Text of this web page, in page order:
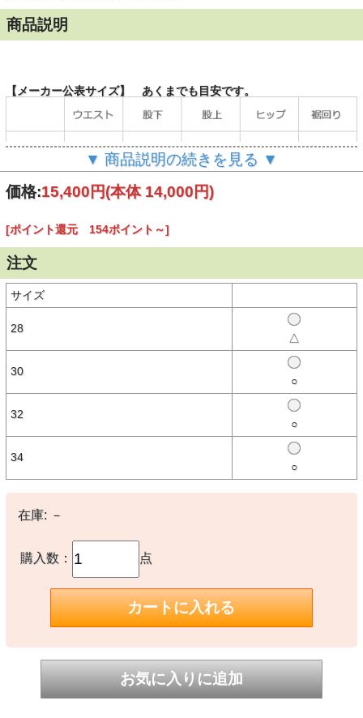
商品説明
【メーカー公表サイズ】 あくまでも目安です。
（単位：cm）
【商品説明】
アイコニックなスリーストライプスブランドが施されたデニムパンツ
は、レトロな印象を与える。
ファイヤーバード アディカラー デニム トラウザーズは、アイコニッ
クなオリジナルズのクラシックにオマージュを捧げ、現代に合わせて
再考されたもの。ミディアムビンテージデニム仕上げで、毎日のスタ
イルにレトロな雰囲気を添える。
左のポケットの下に刺しゅうされたトレフォイルのロゴと、シグネチ
ャーであるスリーストライプスブランドが、控えめながらもadidasの
個性を際立たせます。ミッドライズウエストバンドと固定フライクロ
ージャーでしっかりフィット。カジュアルなお出かけやリラックスし
パリッとした白のTシャツや大胆なパーカーと合わせて、さりげなく
○本体：綿100％
○インド
【備考】
▼ 商品説明の続きを見る ▼
価格:15,400円(本体 14,000円)
[ポイント還元 154ポイント～]
注文
サイズ
28
△
30
○
32
○
34
○
在庫: －
購入数： 点